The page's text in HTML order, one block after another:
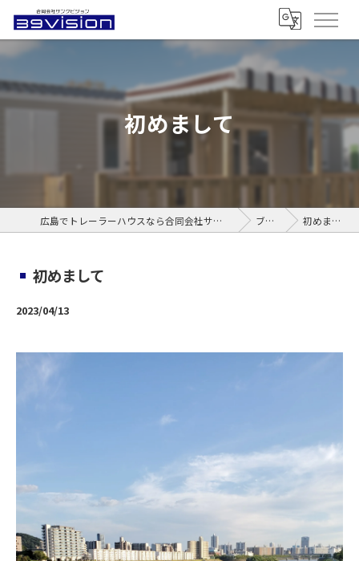
初めまして
広島でトレーラーハウスなら合同会社サンクビジョン ブログ 初めまして
初めまして
2023/04/13